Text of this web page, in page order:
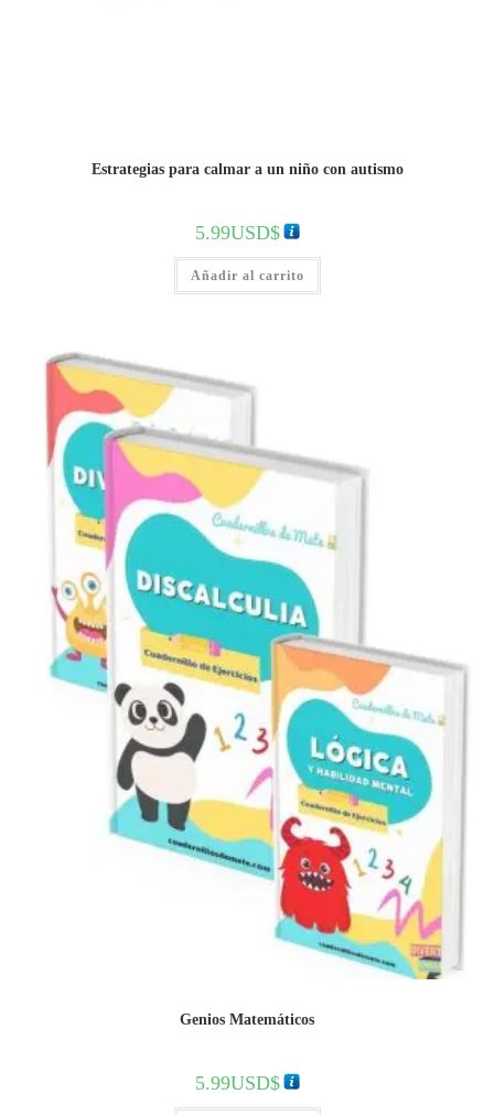
Estrategias para calmar a un niño con autismo
5.99USD$
Añadir al carrito
Genios Matemáticos
5.99USD$